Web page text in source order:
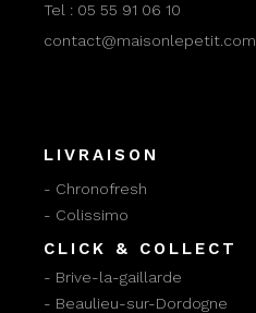
Tel : 05 55 91 06 10
contact@maisonlepetit.com
LIVRAISON
- Chronofresh
- Colissimo
CLICK & COLLECT
- Brive-la-gaillarde
- Beaulieu-sur-Dordogne